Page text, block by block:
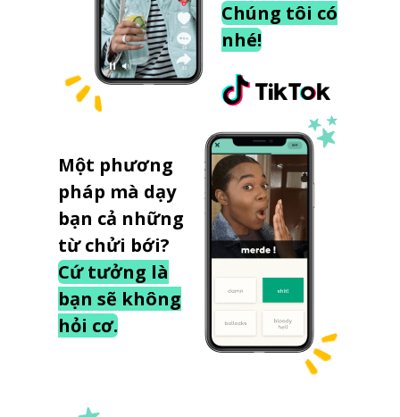
Chúng tôi có
nhé!
Một phương
pháp mà dạy
bạn cả những
từ chửi bới?
Cứ tưởng là
bạn sẽ không
hỏi cơ.